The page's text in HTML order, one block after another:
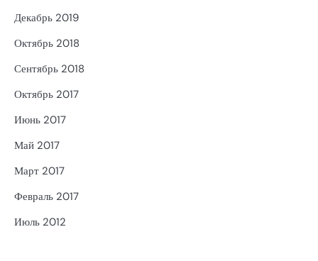
Декабрь 2019
Октябрь 2018
Сентябрь 2018
Октябрь 2017
Июнь 2017
Май 2017
Март 2017
Февраль 2017
Июль 2012